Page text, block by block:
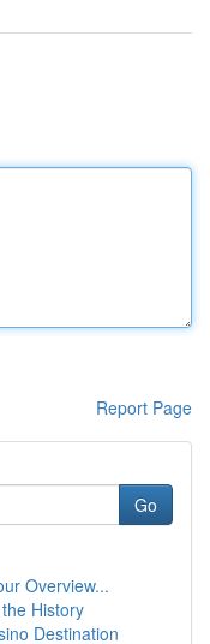
Report Page
Go
Overview...
History
Destination